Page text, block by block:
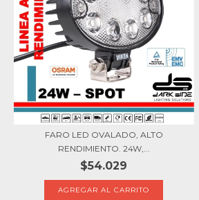
FARO LED OVALADO, ALTO
RENDIMIENTO. 24W,...
$54.029